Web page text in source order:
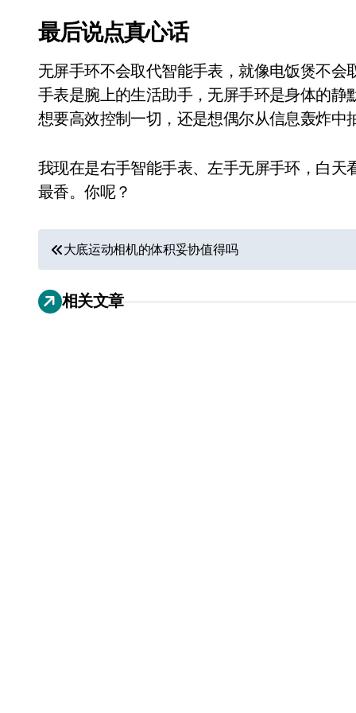
最后说点真心话
无屏手环不会取代智能手表，就像电饭煲不
手表是腕上的生活助手，无屏手环是身体的
想要高效控制一切，还是想偶尔从信息轰炸中
我现在是右手智能手表、左手无屏手环，白
最香。你呢？
文
章
导
大底运动相机的体积妥协值得吗
相关文章
追觅、石头科技注意：你
为“战略武器”
7 月 30, 2026